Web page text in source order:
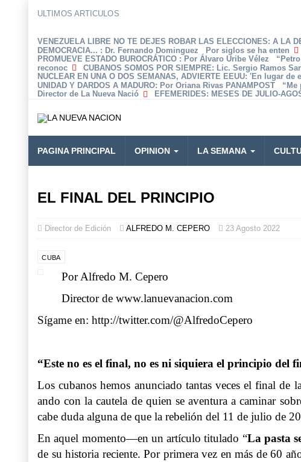
ULTIMOS ARTICULOS
VENEZUELA LIBRE NO TE DEJES ROBAR LAS ELECCIONES: A LA
DEMOCRACIA... : Dr. Fernando Dominguez Por siglos se ha enten
PROMUEVE ESTADO BUROCRÁTICO : Por Álvaro Uribe Vélez “Petro
reconoc
CUBANOS SOMOS POR SIEMPRE: Lic. Sergio Ramos
NUCLEAR EN UNA O DOS SEMANAS, ADVIERTE EEUU: 'En lugar de
UNIDAD Y DARDOS A MADURO: Por Oriana Rivas PANAMPOST “Me
Director de La Nueva Nació
EFEMERIDES: MESES DE JULIO-
PAGINA PRINCIPAL OPINION LA SEMANA
EL FINAL DEL PRINCIPIO
Director de Edición ALFREDO M. CEPERO 23 Agosto 2022
CUBA
Por Alfredo M. Cepero
Director de www.lanuevanacion.com
Sígame en: http://twitter.com/@AlfredoCepero
“Este no es el final, no es ni siquiera el principio
Los cubanos hemos anunciado tantas veces el final
ando con la cautela de quien se aventura a caminar
cabe duda alguna de que la rebelión del 11 de julio de
En aquel momento—en un artículo titulado “La pasta
de su historia reciente. Por primera vez en más de 60